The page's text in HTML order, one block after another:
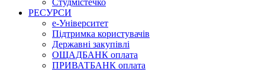
РЕСУРСИ
е-Університет
Підтримка користувачів
Державні закупівлі
ОЩАДБАНК оплата
ПРИВАТБАНК оплата